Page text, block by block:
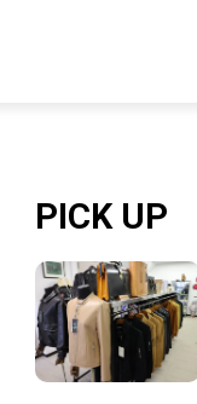
PICK UP